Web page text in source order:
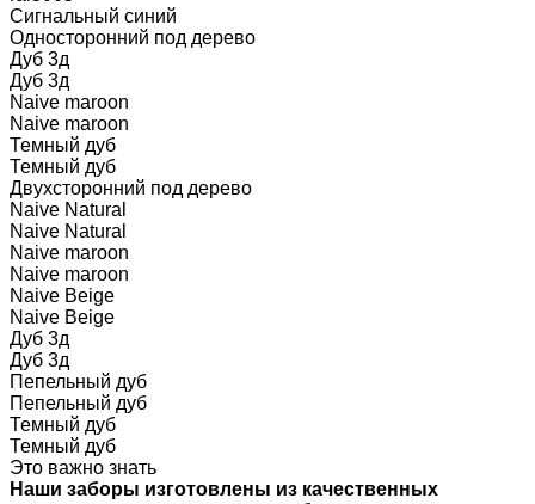
Сигнальный синий
Односторонний под дерево
Дуб 3д
Дуб 3д
Naive maroon
Naive maroon
Темный дуб
Темный дуб
Двухсторонний под дерево
Naive Natural
Naive Natural
Naive maroon
Naive maroon
Naive Beige
Naive Beige
Дуб 3д
Дуб 3д
Пепельный дуб
Пепельный дуб
Темный дуб
Темный дуб
Это важно знать
Наши заборы изготовлены из качественных